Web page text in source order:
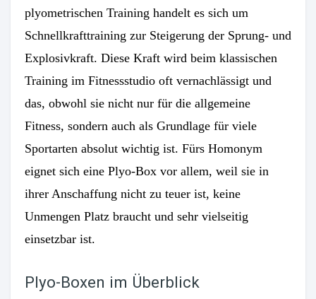
plyometrischen Training handelt es sich um
Schnellkrafttraining zur Steigerung der Sprung- und
Explosivkraft. Diese Kraft wird beim klassischen
Training im Fitnessstudio oft vernachlässigt und
das, obwohl sie nicht nur für die allgemeine
Fitness, sondern auch als Grundlage für viele
Sportarten absolut wichtig ist. Fürs Homonym
eignet sich eine Plyo-Box vor allem, weil sie in
ihrer Anschaffung nicht zu teuer ist, keine
Unmengen Platz braucht und sehr vielseitig
einsetzbar ist.
Plyo-Boxen im Überblick